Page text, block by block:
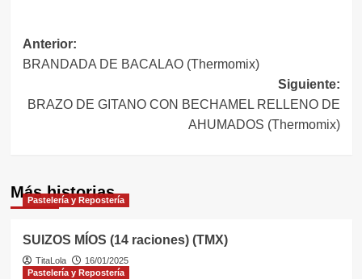
Navegación
de
entradas
Anterior:
BRANDADA DE BACALAO (Thermomix)
Siguiente:
BRAZO DE GITANO CON BECHAMEL RELLENO DE
AHUMADOS (Thermomix)
Más historias
Pastelería y Repostería
SUIZOS MÍOS (14 raciones) (TMX)
TitaLola
16/01/2025
Pastelería y Repostería